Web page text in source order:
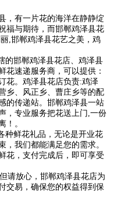
，有一片花的海洋在静静绽
福与期待，而邯郸鸡泽县花
,邯郸鸡泽县花艺之美，鸡
的邯郸鸡泽县花店、鸡泽县
花速递服务商，可以提供：
花。鸡泽县花店负责:鸡泽
乡、风正乡、曹庄乡等的配
的传递站。邯郸鸡泽县一站
，专业服务把花送上门,一份
！。
种鲜花礼品，无论是开业花
，我们都能满足您的需求。
花，支付完成后，即可享受
请放心，邯郸鸡泽县花店为
交易，确保您的权益得到保